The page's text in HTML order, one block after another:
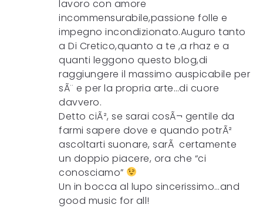
lavoro con amore
incommensurabile,passione folle e
impegno incondizionato.Auguro tanto
a Di Cretico,quanto a te ,a rhaz e a
quanti leggono questo blog,di
raggiungere il massimo auspicabile per
sÃ¨ e per la propria arte…di cuore
davvero.
Detto ciÃ², se sarai cosÃ¬ gentile da
farmi sapere dove e quando potrÃ²
ascoltarti suonare, sarÃ certamente
un doppio piacere, ora che “ci
conosciamo”
Un in bocca al lupo sincerissimo…and
good music for all!